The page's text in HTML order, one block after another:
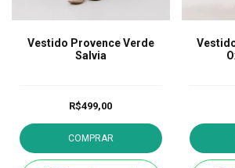
Vestido Provence Verde
Salvia
R$499,00
COMPRAR